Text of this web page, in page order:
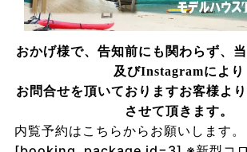
おかげ様で、告知前にも関わらず、
及びInstagramにより
お問合せを頂いておりますお客様よ
させて頂きます。
内覧予約はこちらからお願いします。